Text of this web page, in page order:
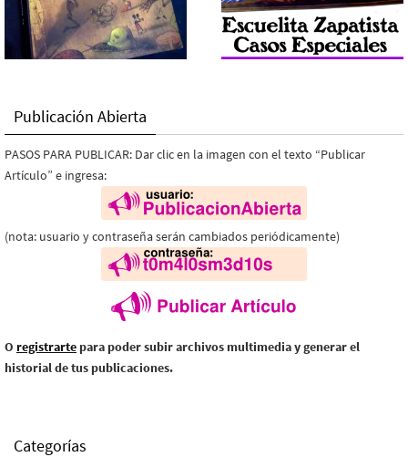
Publicación Abierta
PASOS PARA PUBLICAR: Dar clic en la imagen con el texto “Publicar
Artículo” e ingresa:
(nota: usuario y contraseña serán cambiados periódicamente)
O registrarte para poder subir archivos multimedia y generar el
historial de tus publicaciones.
Categorías